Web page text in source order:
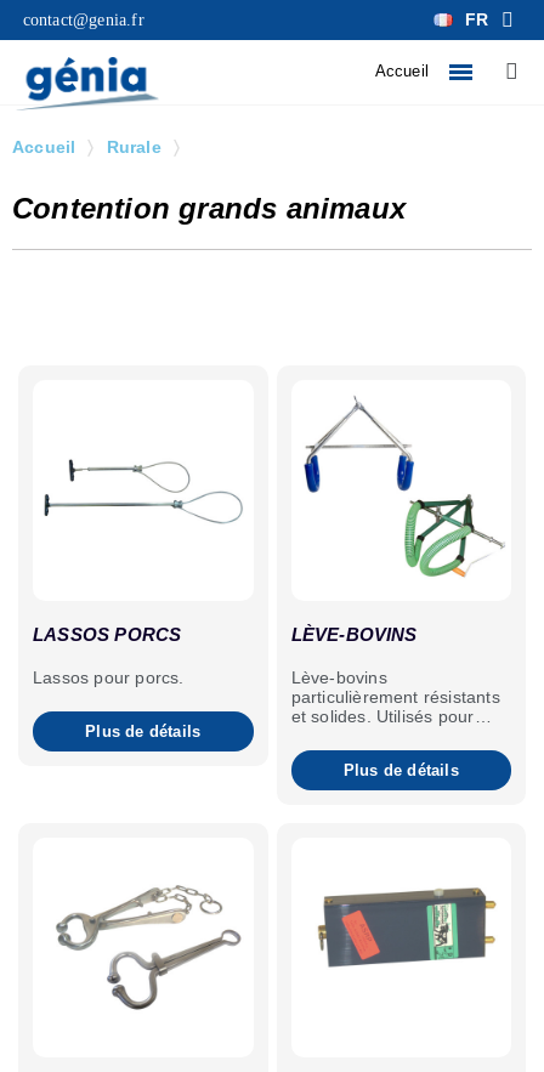
contact@genia.fr FR
Accueil
Accueil Rurale
Contention grands animaux
LASSOS PORCS
Lassos pour porcs.
Plus de détails
LÈVE-BOVINS
Lève-bovins
particulièrement résistants
et solides. Utilisés pour
bovins affaiblis (ex. vêlages
difficiles).Plus de détails